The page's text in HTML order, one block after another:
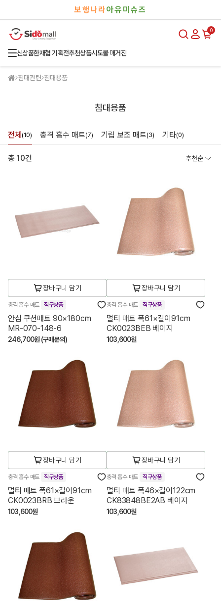
보행나라아유미슈즈
0
신상품한재협 기획전추천상품시도몰 매거진
침대관련 침대용품
침대용품
전체 (10) 충격 흡수 매트(7) 기립 보조 매트(3) 기타(0)
총 10건 추천순
장바구니 담기
충격 흡수 매트 직구상품
안심 쿠션매트 90×180cm
MR-070-148-6
246,700원 (구매문의)
장바구니 담기
충격 흡수 매트 직구상품
멀티 매트 폭61×길이91cm
CK0023BEB 베이지
103,600원
장바구니 담기
충격 흡수 매트 직구상품
멀티 매트 폭61×길이91cm
CK0023BRB 브라운
103,600원
장바구니 담기
충격 흡수 매트 직구상품
멀티 매트 폭46×길이122cm
CK83848BE2AB 베이지
103,600원